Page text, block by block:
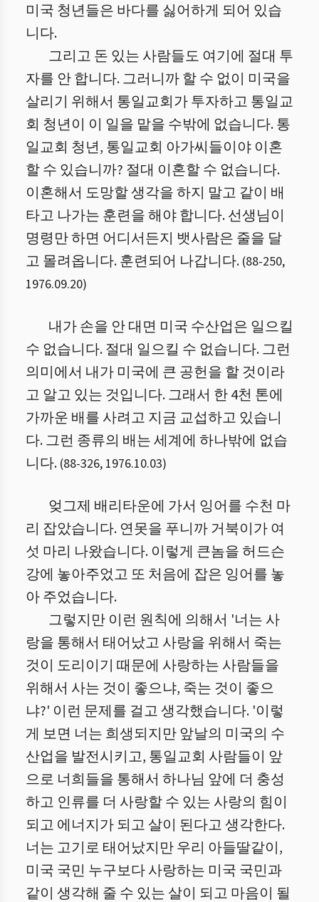
미국 청년들은 바다를 싫어하게 되어 있습
니다.
그리고 돈 있는 사람들도 여기에 절대 투
자를 안 합니다. 그러니까 할 수 없이 미국을
살리기 위해서 통일교회가 투자하고 통일교
회 청년이 이 일을 맡을 수밖에 없습니다. 통
일교회 청년, 통일교회 아가씨들이야 이혼
할 수 있습니까? 절대 이혼할 수 없습니다.
이혼해서 도망할 생각을 하지 말고 같이 배
타고 나가는 훈련을 해야 합니다. 선생님이
명령만 하면 어디서든지 뱃사람은 줄을 달
고 몰려옵니다. 훈련되어 나갑니다. (88-250,
1976.09.20)
내가 손을 안 대면 미국 수산업은 일으킬
수 없습니다. 절대 일으킬 수 없습니다. 그런
의미에서 내가 미국에 큰 공헌을 할 것이라
고 알고 있는 것입니다. 그래서 한 4천 톤에
가까운 배를 사려고 지금 교섭하고 있습니
다. 그런 종류의 배는 세계에 하나밖에 없습
니다. (88-326, 1976.10.03)
엊그제 배리타운에 가서 잉어를 수천 마
리 잡았습니다. 연못을 푸니까 거북이가 여
섯 마리 나왔습니다. 이렇게 큰놈을 허드슨
강에 놓아주었고 또 처음에 잡은 잉어를 놓
아 주었습니다.
그렇지만 이런 원칙에 의해서 '너는 사
랑을 통해서 태어났고 사랑을 위해서 죽는
것이 도리이기 때문에 사랑하는 사람들을
위해서 사는 것이 좋으냐, 죽는 것이 좋으
냐?' 이런 문제를 걸고 생각했습니다. '이렇
게 보면 너는 희생되지만 앞날의 미국의 수
산업을 발전시키고, 통일교회 사람들이 앞
으로 너희들을 통해서 하나님 앞에 더 충성
하고 인류를 더 사랑할 수 있는 사랑의 힘이
되고 에너지가 되고 살이 된다고 생각한다.
너는 고기로 태어났지만 우리 아들딸같이,
미국 국민 누구보다 사랑하는 미국 국민과
같이 생각해 줄 수 있는 살이 되고 마음이 될